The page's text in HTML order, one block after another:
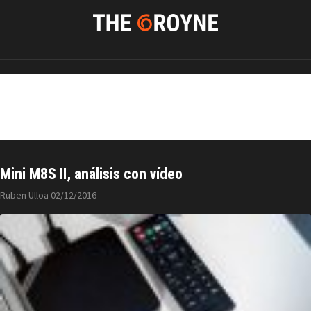
Mini M8S II, análisis con vídeo
Ruben Ulloa 02/12/2016